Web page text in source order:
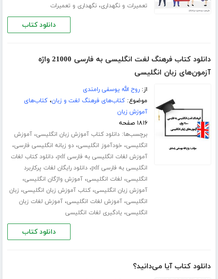
تعمیرات و نگهداری،نگهداری و تعمیرات
دانلود کتاب
دانلود کتاب فرهنگ لغت انگلیسی به فارسی 21000 واژه
آزمون‌های زبان انگلیسی
از:روح الله یوسفی رامندی
موضوع:کتاب‌های فرهنگ لغت و زبان،کتاب‌های
آموزش زبان
۱۸۱۶ صفحه
برچسب‌ها:دانلود کتاب آموزش زبان انگلیسی،آموزش
انگلیسی، خودآموز انگلیسی،دو زبانه انگلیسی فارسی،
آموزش لغات انگلیسی به فارسی pdf ،دانلود کتاب لغات
انگلیسی به فارسی pdf
،دانلود رایگان لغات پرکاربرد
انگلیسی، لغات انگلیسی،آموزش واژگان انگلیسی،
آموزش زبان انگلیسی،کتاب آموزش زبان انگلیسی، زبان
انگلیسی،آموزش لغات انگلیسی،آموزش لغات زبان
انگلیسی، یادگیری لغات انگلیسی
دانلود کتاب
دانلود کتاب آیا می‌دانید؟